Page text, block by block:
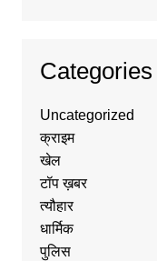
Categories
Uncategorized
क्राइम
खेल
टॉप ख़बर
त्यौहार
धार्मिक
पुलिस